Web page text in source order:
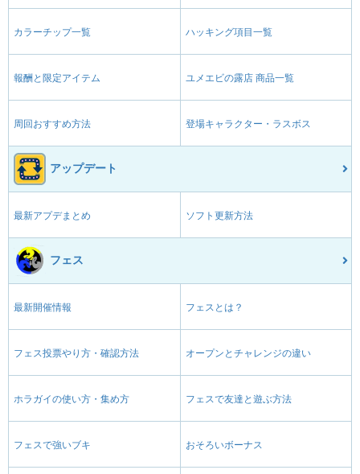
カラーチップ一覧 ハッキング項目一覧
報酬と限定アイテム ユメエビの露店 商品一覧
周回おすすめ方法 登場キャラクター・ラスボス
アップデート
最新アプデまとめ ソフト更新方法
フェス
最新開催情報 フェスとは？
フェス投票やり方・確認方法 オープンとチャレンジの違い
ホラガイの使い方・集め方 フェスで友達と遊ぶ方法
フェスで強いブキ おそろいボーナス